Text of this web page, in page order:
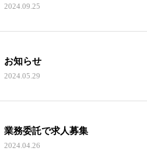
2024.09.25
お知らせ
2024.05.29
業務委託で求人募集
2024.04.26